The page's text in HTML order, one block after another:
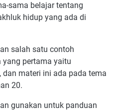
sama belajar tentang
hidup yang ada di
salah satu contoh
pertama yaitu
materi ini ada pada tema
20.
gunakan untuk panduan